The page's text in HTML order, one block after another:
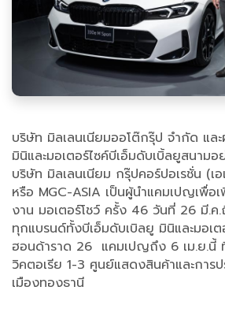
บริษัท มิลเลนเนียมออโต๊กรุ๊ป จำกัด แล
มินิและมอเตอร์ไซค์บีเอ็มดับเบิ้ลยูสนาม
บริษัท มิลเลนเนียม กรุ๊ปคอร์ปอเรชั่น (เ
หรือ MGC-ASIA เป็นผู้นำแคมเปญเพื่
งาน มอเตอร์โชว์ ครั้ง 46 วันที่ 26 มี.ค
ทุกแบรนด์ทั้งบีเอ็มดับเบิลยู มินิและมอเต
ฮอนด้าราด 26 แคมเปญถึง 6 เม.ย.นี้ ที่
วิคตอเรีย 1-3 ศูนย์แสดงสินค้าและการ
เมืองทองธานี